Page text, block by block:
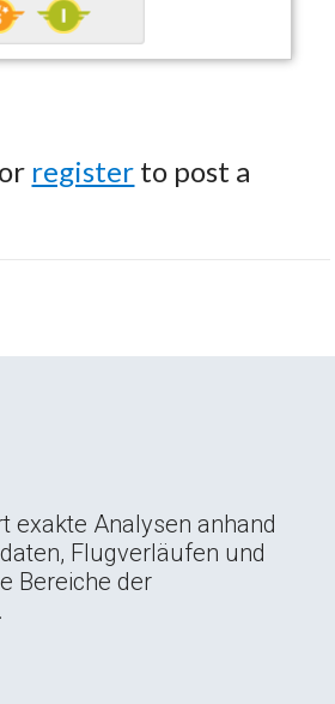
or register to post a
exakte Analysen anhand
Flugverläufen und
Bereiche der